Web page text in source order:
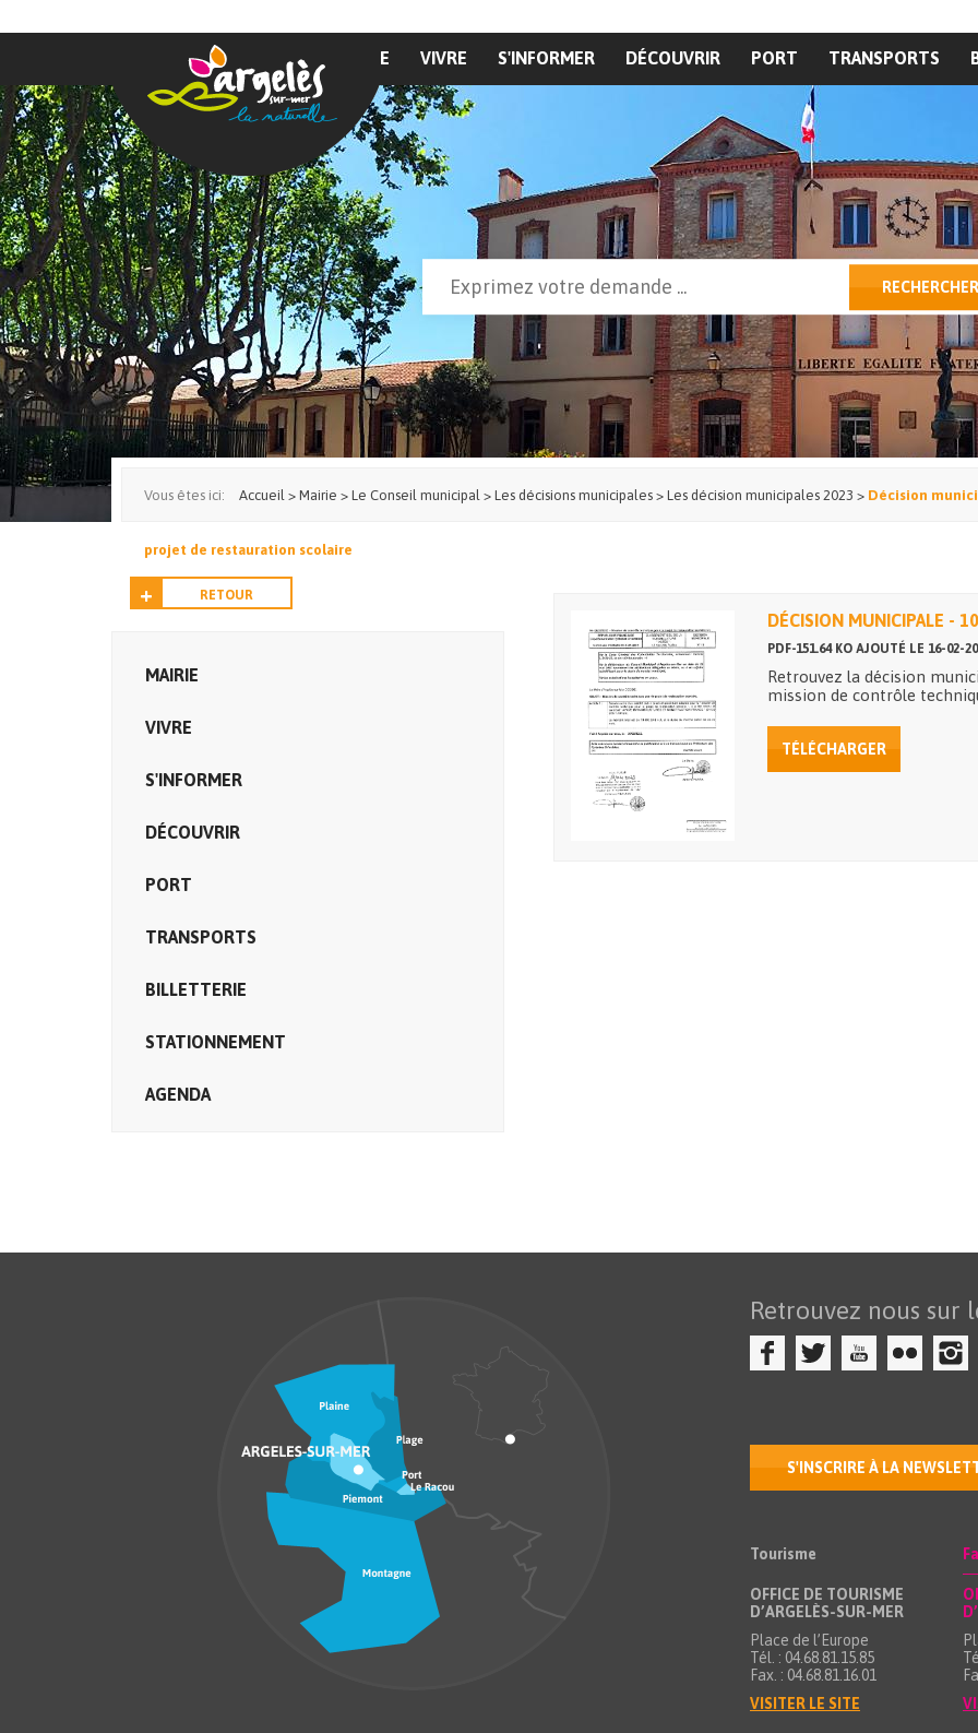
MAIRIE VIVRE S'INFORMER DÉCOUVRIR PORT TRANSPORTS
Formulaire de recherche RECHERCHER
Vous êtes ici: Accueil > Mairie > Le Conseil municipal > Les décisions municipales > Les décision municipales 2023 > Décision
projet de restauration scolaire
RETOUR
MAIRIE
VIVRE
S'INFORMER
DÉCOUVRIR
PORT
TRANSPORTS
BILLETTERIE
STATIONNEMENT
AGENDA
DÉCISION MUNICIPALE -
PDF-151.64 KO AJOUTÉ LE 16-02-
Retrouvez la décision
mission de contrôle
TÉLÉCHARGER
Retrouvez nous sur
S'INSCRIRE À LA
Tourisme
OFFICE DE TOURISME
D’ARGELÈS-SUR-MER
Place de l’Europe
Tél. : 04.68.81.15.85
Fax. : 04.68.81.16.01
VISITER LE SITE